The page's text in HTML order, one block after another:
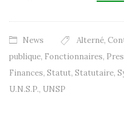
News Alterné,
publique, Fonctionnaires,
Finances, Statut, Statutaire,
U.N.S.P., UNSP